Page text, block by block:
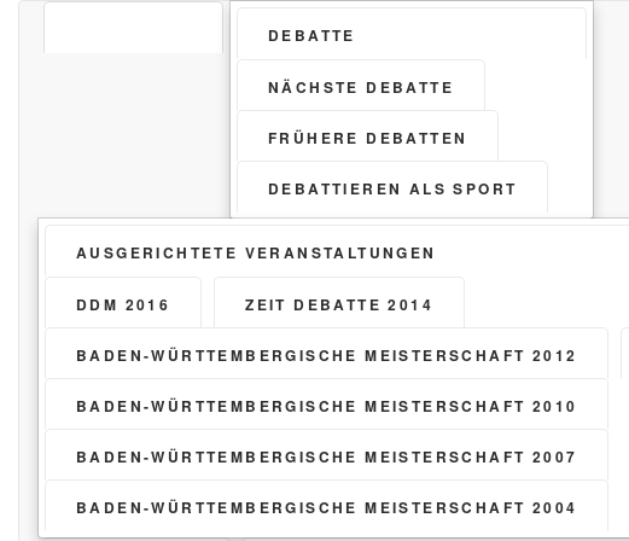
DEBATTE
NÄCHSTE DEBATTE
FRÜHERE DEBATTEN
DEBATTIEREN ALS SPORT
AUSGERICHTETE VERANSTALTUNGEN
DDM 2016 ZEIT DEBATTE 2014
BADEN-WÜRTTEMBERGISCHE MEISTERSCHAFT 2012
BADEN-WÜRTTEMBERGISCHE MEISTERSCHAFT 2010
BADEN-WÜRTTEMBERGISCHE MEISTERSCHAFT 2007
BADEN-WÜRTTEMBERGISCHE MEISTERSCHAFT 2004